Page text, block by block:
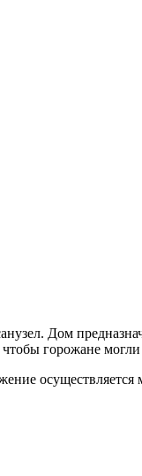
Дом
горожане
осуществляется